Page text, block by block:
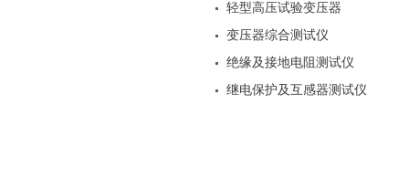
轻型高压试验变压器
变压器综合测试仪
绝缘及接地电阻测试仪
继电保护及互感器测试仪